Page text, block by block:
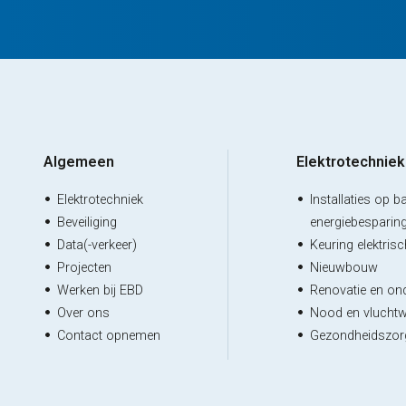
Algemeen
Elektrotechniek
Beveiliging
Data(-verkeer)
Projecten
Werken bij EBD
Over ons
Contact opnemen
Elektrotechniek
Installaties op
Keuring
Nieuwbouw
Renovatie en
Nood en